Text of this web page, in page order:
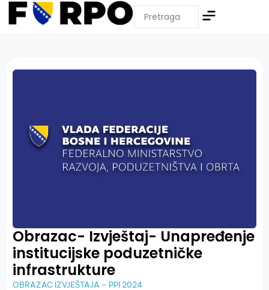
Obrazac- Izvještaj- Unapređenje
institucijske poduzetničke
infrastrukture
OBRAZAC IZVJEŠTAJA – PPI 2024